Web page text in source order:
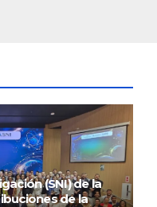
(SNI) de la
de la